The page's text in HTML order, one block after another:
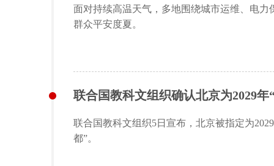
面对持续高温天气，多地围绕城市运维、电
群众平安度夏。
联合国教科文组织确认北京为2029年
联合国教科文组织5日宣布，北京被指定为
都”。